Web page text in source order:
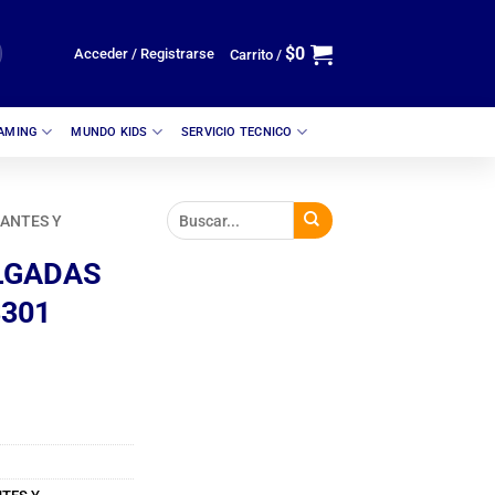
Acceder / Registrarse Carrito / $0
MUNDO KIDS SERVICIO TECNICO
Y